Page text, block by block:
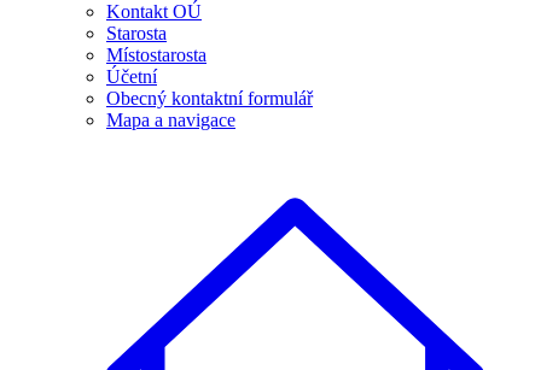
Kontakt OÚ
Starosta
Místostarosta
Účetní
Obecný kontaktní formulář
Mapa a navigace